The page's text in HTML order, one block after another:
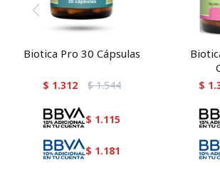
Biotica Pro 30 Cápsulas
$ 1.312 $ 1.544
$ 1.115
$ 1.181
$